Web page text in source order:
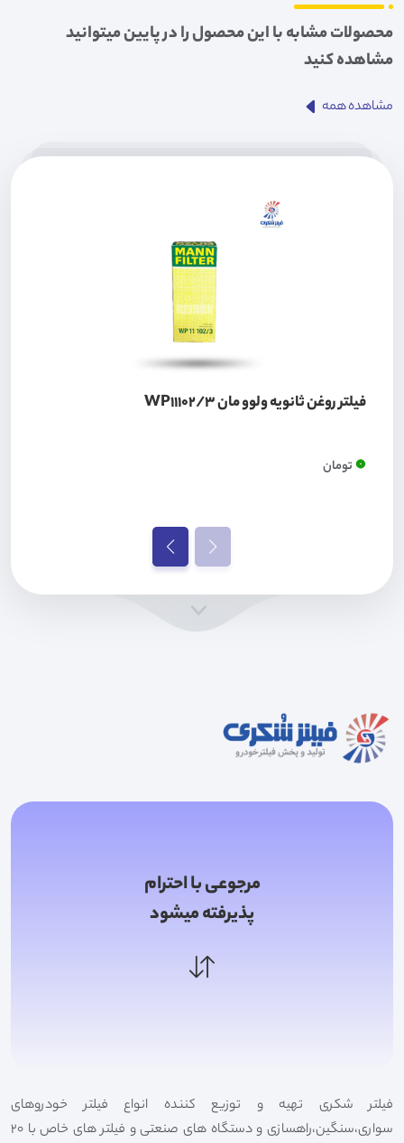
محصولات مشابه با این محصول را در پایین میتوانید
مشاهده کنید
مشاهده همه
فیلتر روغن ثانویه ولوو مان WP11102/3
0تومان
مرجوعی با احترام
پذیرفته میشود
فیلتر شکری تهیه و توزیع کننده انواع فیلتر خودروهای
سواری،سنگین،راهسازی و دستگاه های صنعتی و فیلتر های خاص با 20